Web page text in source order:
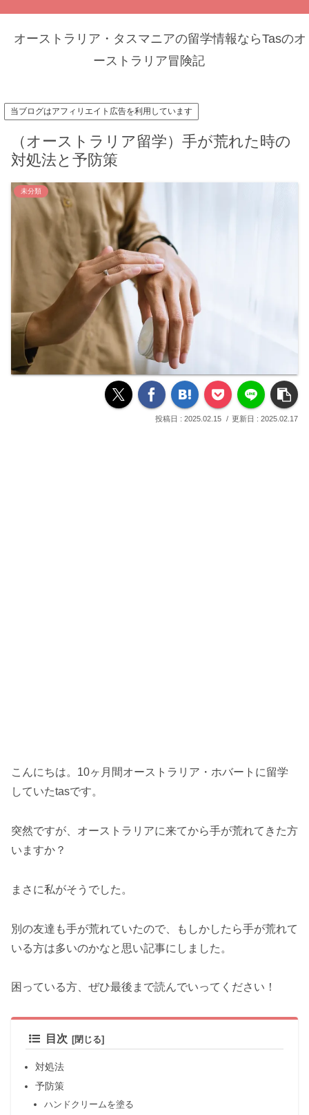
オーストラリア・タスマニアの留学情報ならTasのオ
ーストラリア冒険記
当ブログはアフィリエイト広告を利用しています
（オーストラリア留学）手が荒れた時の
対処法と予防策
未分類
2025.02.15 2025.02.17
こんにちは。10ヶ月間オーストラリア・ホバートに留学
していたtasです。
突然ですが、オーストラリアに来てから手が荒れてきた方
いますか？
まさに私がそうでした。
別の友達も手が荒れていたので、もしかしたら手が荒れて
いる方は多いのかなと思い記事にしました。
困っている方、ぜひ最後まで読んでいってください！
目次
対処法
予防策
ハンドクリームを塗る